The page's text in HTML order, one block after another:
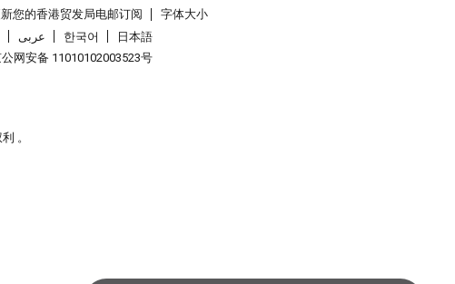
您的香港贸发局电邮订阅
字体大小
عربى 한국어
日本語
网安备 11010102003523号
。